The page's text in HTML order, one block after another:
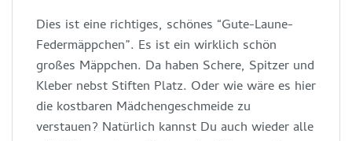
Dies ist eine richtiges, schönes “Gute-Laune-
Federmäppchen”. Es ist ein wirklich schön
großes Mäppchen. Da haben Schere, Spitzer und
Kleber nebst Stiften Platz. Oder wie wäre es hier
die kostbaren Mädchengeschmeide zu
verstauen? Natürlich kannst Du auch wieder alle